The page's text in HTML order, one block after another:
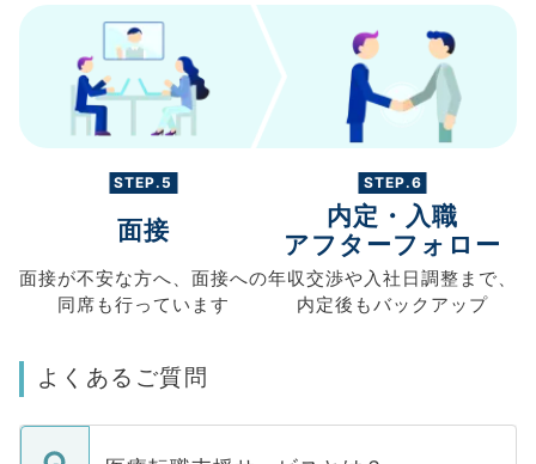
STEP.5
面接
面接が不安な方へ、 面接への
同席も行っています
STEP.6
内定・入職
アフターフォロー
年収交渉や入社日調整まで、
内定後もバックアップ
よくあるご質問